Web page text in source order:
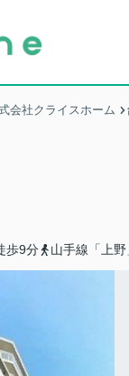
会社クライスホーム
歩9分 山手線「上